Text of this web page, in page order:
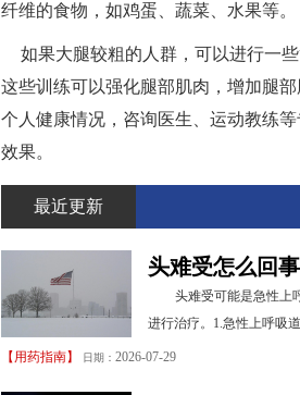
纤维的食物，如鸡蛋、蔬菜、水果等。
如果大腿较粗的人群，可以进行一
这些训练可以强化腿部肌肉，增加腿
个人健康情况，咨询医生、运动教练
效果。
最近更新
头难受怎么回
头难受可能是急性上
进行治疗。1.急性上呼吸
【 用药指南】 日期： 2026-07-29